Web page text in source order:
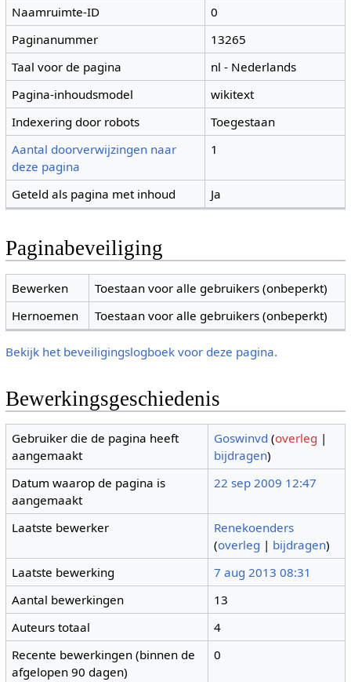
Naamruimte-ID
0
Paginanummer
13265
Taal voor de pagina
nl - Nederlands
Pagina-inhoudsmodel
wikitext
Indexering door robots
Toegestaan
Aantal doorverwijzingen naar
deze pagina
1
Geteld als pagina met inhoud Ja
Paginabeveiliging
Bewerken
Toestaan voor alle gebruikers (onbeperkt)
Hernoemen
Toestaan voor alle gebruikers (onbeperkt)
Bekijk het beveiligingslogboek voor deze pagina.
Bewerkingsgeschiedenis
Gebruiker die de pagina heeft
aangemaakt
Goswinvd (overleg |
bijdragen)
Datum waarop de pagina is
aangemaakt
22 sep 2009 12:47
Laatste bewerker
Renekoenders
(overleg | bijdragen)
Laatste bewerking
7 aug 2013 08:31
Aantal bewerkingen
13
Auteurs totaal
4
Recente bewerkingen (binnen de
afgelopen 90 dagen)
0